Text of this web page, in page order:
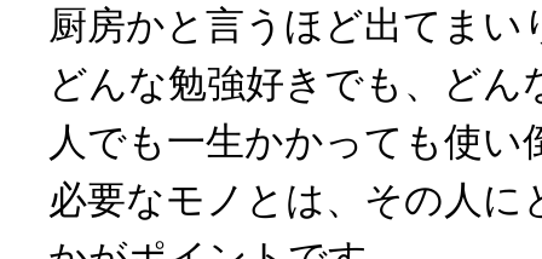
厨房かと言うほど出てまい
どんな勉強好きでも、どん
人でも一生かかっても使い
必要なモノとは、その人に